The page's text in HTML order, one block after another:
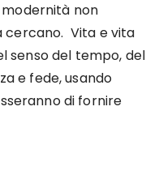
non
cercano. Vita e vita
senso del tempo, del
e fede, usando
di fornire